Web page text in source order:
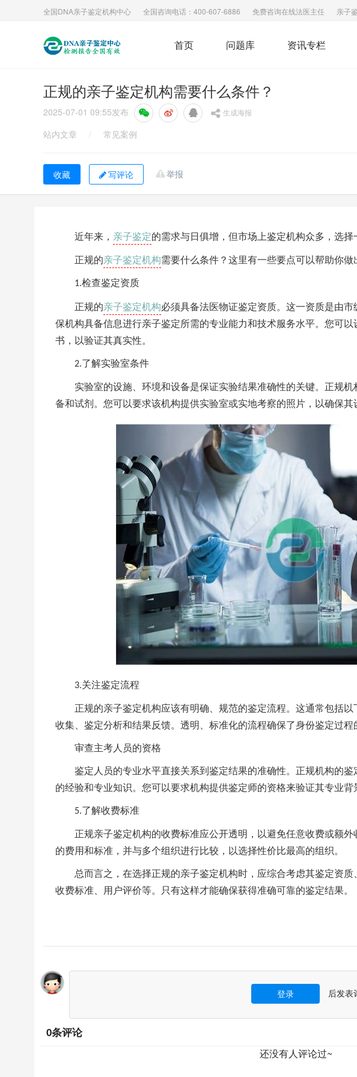
全国DNA亲子鉴定机构中心 全国咨询电话：400-607-6886 免费咨询在线法医主任 亲子
首页 问题库 资讯专栏
正规的亲子鉴定机构需要什么条件？
2025-07-01 09:55发布 生成海报
站内文章 / 常见案例
举报
写评论
近年来， 亲子鉴定的需求与日俱增，但市场上鉴定机构众多，选择
正规的亲子鉴定机构需要什么条件？这里有一些要点可以帮助你做
1.检查鉴定资质
正规的亲子鉴定机构必须具备法医物证鉴定资质。这一资质是由
保机构具备信息进行亲子鉴定所需的专业能力和技术服务水平。您可
书，以验证其真实性。
2.了解实验室条件
实验室的设施、环境和设备是保证实验结果准确性的关键。正规
备和试剂。您可以要求该机构提供实验室或实地考察的照片，以确保其
3.关注鉴定流程
正规的亲子鉴定机构应该有明确、规范的鉴定流程。这通常包括
收集、鉴定分析和结果反馈。透明、标准化的流程确保了身份鉴定过程
审查主考人员的资格
鉴定人员的专业水平直接关系到鉴定结果的准确性。正规机构的
的经验和专业知识。您可以要求机构提供鉴定师的资格来验证其专业背
5.了解收费标准
正规亲子鉴定机构的收费标准应公开透明，以避免任意收费或额
的费用和标准，并与多个组织进行比较，以选择性价比最高的组织。
总而言之，在选择正规的亲子鉴定机构时，应综合考虑其鉴定资质
收费标准、用户评价等。只有这样才能确保获得准确可靠的鉴定结果。
登录 后发表
0条评论
还没有人评论过~